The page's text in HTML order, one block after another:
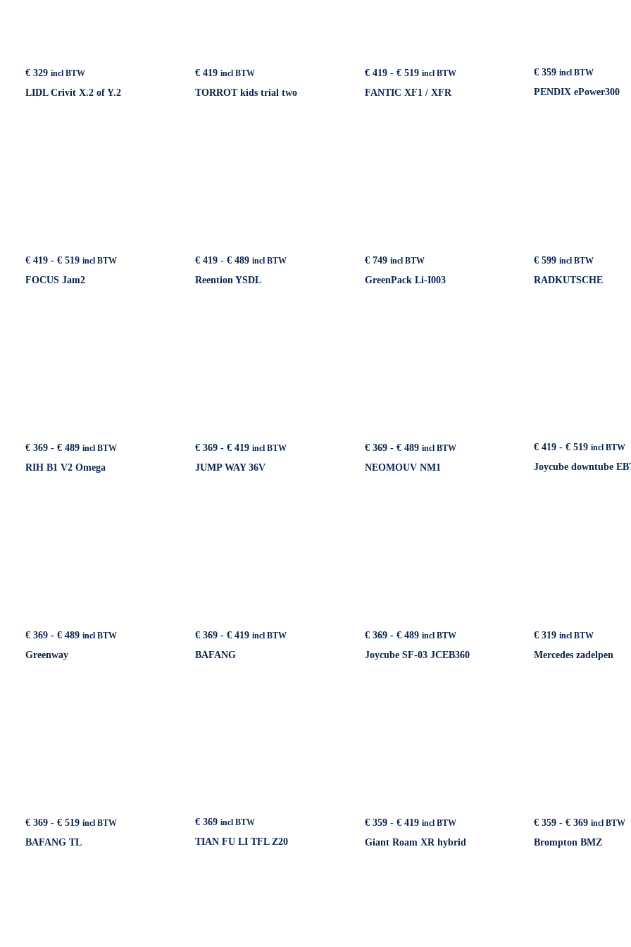
€ 329 incl BTW
LIDL Crivit X.2 of Y.2
€419 incl BTW
TORROT kids trial two
€419 - €519Prijsklasse:
tot
incl BTW
FANTIC XF1 / XFR
€ 359 incl BTW
PENDIX ePower300
€ 419 - € 519Prijsklasse:
tot
incl BTW
FOCUS Jam2
€419 - €489Prijsklasse:
tot
incl BTW
Reention YSDL
€749 incl BTW
GreenPack Li-I003
€ 599 incl BTW
RADKUTSCHE
€ 369 - € 489Prijsklasse:
tot
incl BTW
RIH B1 V2 Omega
€369 - €419Prijsklasse:
tot
incl BTW
JUMP WAY 36V
€369 - €489Prijsklasse:
tot
incl BTW
NEOMOUV NM1
€ 419 - € 519Prijsklasse:
tot
incl BTW
Joycube downtube
€ 369 - € 489Prijsklasse:
incl BTW
Greenway
€369 - €419Prijsklasse:
incl BTW
BAFANG
€369 - €489Prijsklasse:
tot
incl BTW
Joycube SF-03 JCEB360
€ 319 incl BTW
Mercedes zadelpen
€ 369 - € 519Prijsklasse:
tot
incl BTW
BAFANG TL
€369 incl BTW
TIAN FU LI TFL Z20
€359 - €419Prijsklasse:
tot
incl BTW
Giant Roam XR hybrid
€ 359 - € 369Prijsklasse:
tot
incl BTW
Brompton BMZ